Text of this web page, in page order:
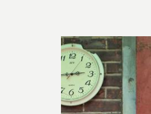
〈樂
▼都
從工